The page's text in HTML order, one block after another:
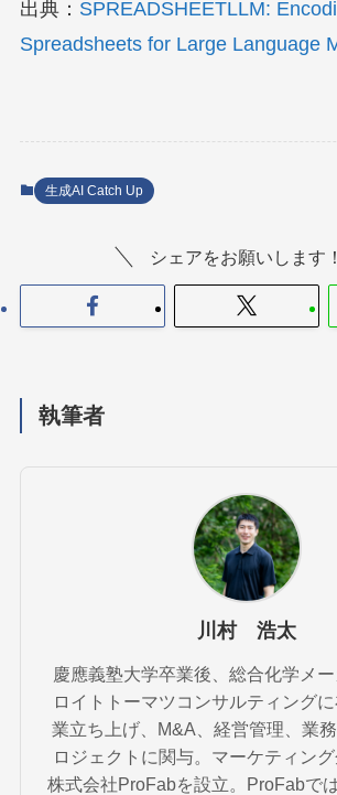
出典： SPREADSHEETLLM:
Spreadsheets for Large Language
生成AI Catch Up
シェアをお願いします！
執筆者
川村 浩太
慶應義塾大学卒業後、総合化学メ
ロイトトーマツコンサルティング
業立ち上げ、M&A、経営管理、業
ロジェクトに関与。マーケティング
株式会社ProFabを設立。ProFabで